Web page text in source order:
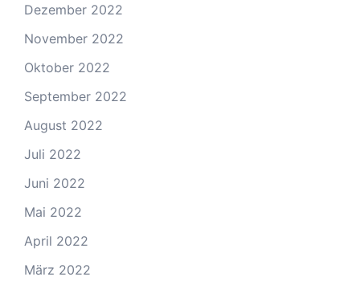
Dezember 2022
November 2022
Oktober 2022
September 2022
August 2022
Juli 2022
Juni 2022
Mai 2022
April 2022
März 2022